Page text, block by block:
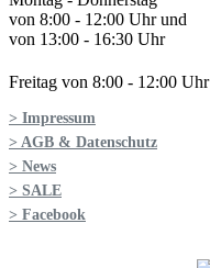
von 8:00 - 12:00 Uhr und
von 13:00 - 16:30 Uhr
Freitag von 8:00 - 12:00 Uhr
> Impressum
> AGB & Datenschutz
> News
> SALE
> Facebook